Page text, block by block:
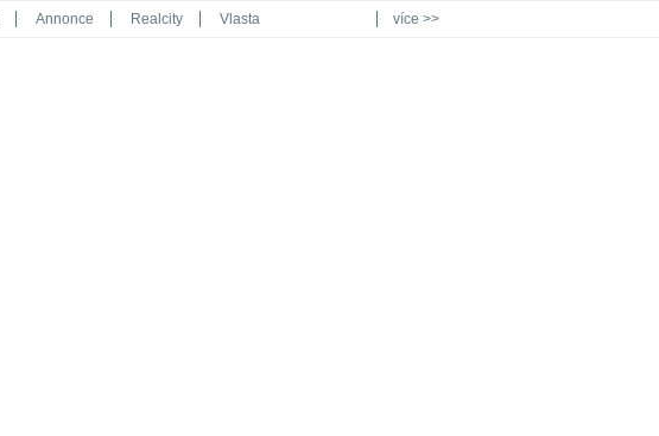
Annonce Realcity Vlasta více >>